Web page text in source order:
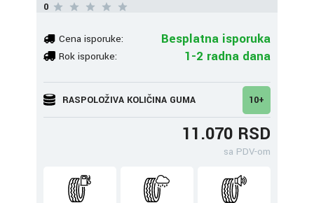
0
Cena isporuke: Besplatna isporuka
Rok isporuke: 1-2 radna dana
RASPOLOŽIVA KOLIČINA GUMA 10+
11.070 RSD
sa PDV-om